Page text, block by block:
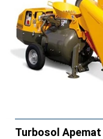
Turbosol Apemat